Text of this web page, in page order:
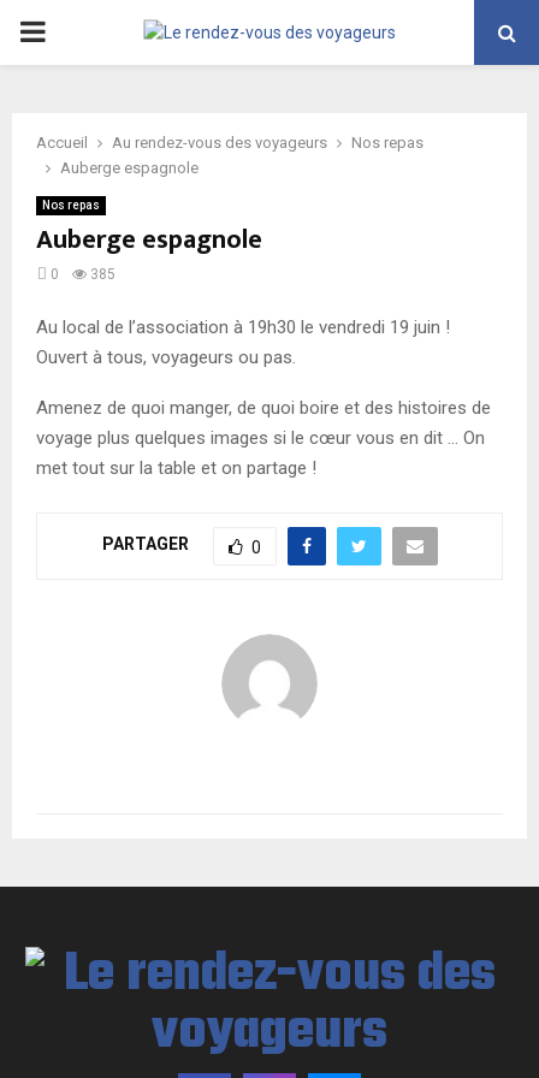
PRIMARY
Accueil Au rendez-vous des voyageurs
Nos repas
Auberge espagnole
Nos repas
Auberge espagnole
0 385
Au local de l’association à 19h30 le vendredi 19 juin !
Ouvert à tous, voyageurs ou pas.
Amenez de quoi manger, de quoi boire et des histoires de
voyage plus quelques images si le cœur vous en dit … On
met tout sur la table et on partage !
PARTAGER 0